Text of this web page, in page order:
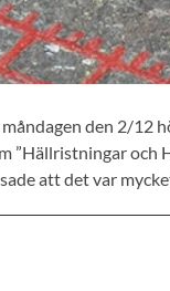
den 2/12
”Hällristningar och
att det var